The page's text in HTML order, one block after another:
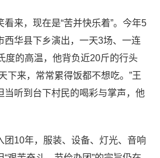
看来，现在是“苦并快乐着”。今年5
西华县下乡演出，一天3场、一连
度的高温，他背负近20斤的行头
下来，常常累得饭都不想吃。”王
当听到台下村民的喝彩与掌声，他
团10年，服装、设备、灯光、音响